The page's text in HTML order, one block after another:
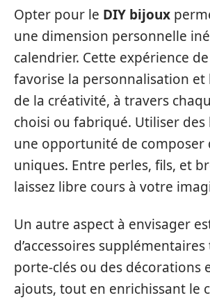
Opter pour le DIY bijoux
une dimension personnelle
calendrier. Cette expérience
favorise la personnalisation et
de la créativité, à travers
choisi ou fabriqué. Utiliser des
une opportunité de composer
uniques. Entre perles, fils, et
laissez libre cours à votre
Un autre aspect à envisager
d’accessoires
porte-clés ou des décorations
ajouts, tout en enrichissant le